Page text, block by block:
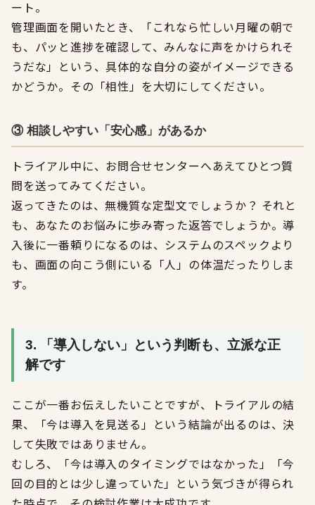
ート。
管理画面を開いたとき、「これなら忙しい月曜の朝で
も、パッと進捗を確認して、みんなに声をかけられそ
うだな」という、具体的な自分の姿がイメージできる
かどうか。その「相性」を大切にしてください。
③ 相談しやすい「安心感」があるか
トライアル中に、お問合せセンターへあえてひとつ質
問を送ってみてください。
返ってきたのは、無機質な定型文でしょうか？ それと
も、あなたのお悩みに歩み寄った返答でしょうか。導
入後に一番頼りになるのは、システムのスペックより
も、画面の向こう側にいる「人」の体温だったりしま
す。
3. 「導入しない」という判断も、立派な正
解です
ここが一番お伝えしたいことですが、トライアルの結
果、「今は導入を見送る」という結論が出るのは、決
して失敗ではありません。
むしろ、「今は導入のタイミングではなかった」「今
回の目的とは少し違っていた」という気づきが得られ